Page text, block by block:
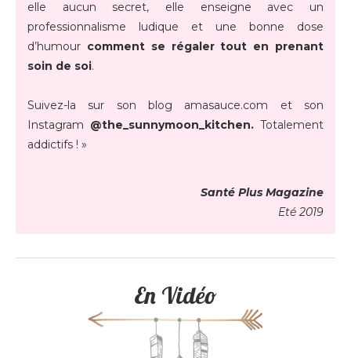
elle aucun secret, elle enseigne avec un
professionnalisme ludique et une bonne dose
d’humour comment se régaler tout en prenant
soin de soi.
Suivez-la sur son blog amasauce.com et son
Instagram @the_sunnymoon_kitchen. Totalement
addictifs ! »
Santé Plus Magazine
Eté 2019
En Vidéo